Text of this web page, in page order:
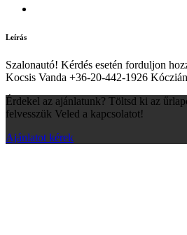
Leírás
Szalonautó! Kérdés esetén forduljon
Kocsis Vanda +36-20-442-1926
Érdekel az ajánlatunk? Töltsd ki az
felvesszük Veled a kapcsolatot!
Ajánlatot kérek